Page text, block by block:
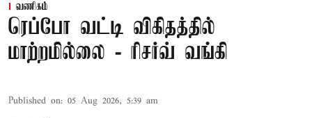
வணிகம்
ரெப்போ வட்டி விகிதத்தில்
மாற்றமில்லை - ரிசர்வ் வங்கி
Published on: 05 Aug 2026, 5:39 am